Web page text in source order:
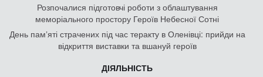
Розпочалися підготовчі роботи з облаштування
меморіального простору Героїв Небесної Сотні
День памʼяті страчених під час теракту в Оленівці: прийди на
відкриття виставки та вшануй героїв
ДІЯЛЬНІСТЬ